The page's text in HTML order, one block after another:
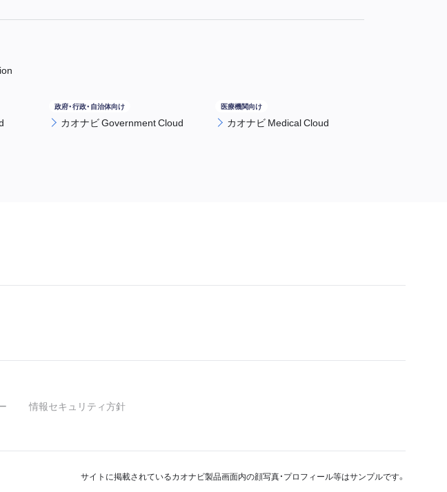
カオナビ Government Cloud カオナビ Medical Cloud
情報セキュリティ方針
サイトに掲載されているカオナビ製品画面内の顔写真・プロフィール等はサンプルです。